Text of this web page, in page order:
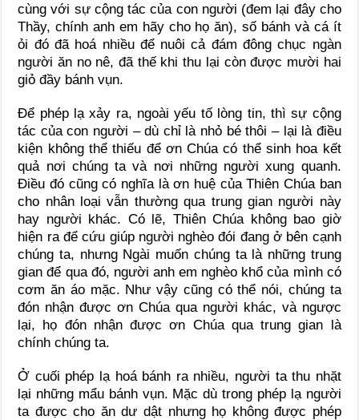
cùng với sự cộng tác của con người (đem lại đây cho
Thầy, chính anh em hãy cho họ ăn), số bánh và cá ít
ỏi đó đã hoá nhiều để nuôi cả đám đông chục ngàn
người ăn no nê, đã thế khi thu lại còn được mười hai
giỏ đầy bánh vụn.
Để phép lạ xảy ra, ngoài yếu tố lòng tin, thì sự cộng
tác của con người – dù chỉ là nhỏ bé thôi – lại là điều
kiện không thể thiếu để ơn Chúa có thể sinh hoa kết
quả nơi chúng ta và nơi những người xung quanh.
Điều đó cũng có nghĩa là ơn huệ của Thiên Chúa ban
cho nhân loại vẫn thường qua trung gian người này
hay người khác. Có lẽ, Thiên Chúa không bao giờ
hiện ra để cứu giúp người nghèo đói đang ở bên cạnh
chúng ta, nhưng Ngài muốn chúng ta là những trung
gian để qua đó, người anh em nghèo khổ của mình có
cơm ăn áo mặc. Như vậy cũng có thể nói, chúng ta
đón nhận được ơn Chúa qua người khác, và ngược
lại, họ đón nhận được ơn Chúa qua trung gian là
chính chúng ta.
Ở cuối phép lạ hoá bánh ra nhiều, người ta thu nhặt
lại những mẩu bánh vụn. Mặc dù trong phép lạ người
ta được cho ăn dư dật nhưng họ không được phép